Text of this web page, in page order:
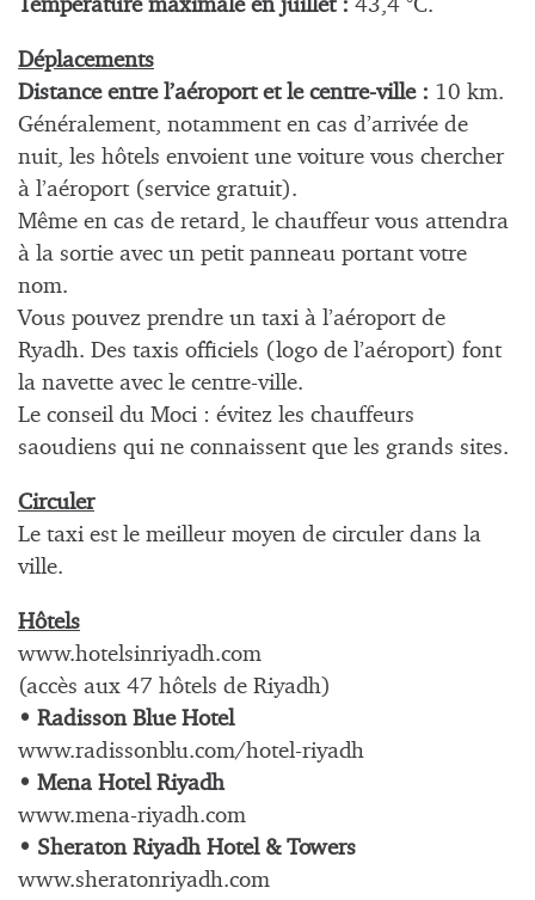
Température maximale en juillet : 43,4 °C.
Déplacements
Distance entre l’aéroport et le centre-ville : 10 km.
Généralement, notamment en cas d’arrivée de
nuit, les hôtels envoient une voiture vous chercher
à l’aéroport (service gratuit).
Même en cas de retard, le chauffeur vous attendra
à la sortie avec un petit panneau portant votre
nom.
Vous pouvez prendre un taxi à l’aéroport de
Ryadh. Des taxis officiels (logo de l’aéroport) font
la navette avec le centre-ville.
Le conseil du Moci : évitez les chauffeurs
saoudiens qui ne connaissent que les grands sites.
Circuler
Le taxi est le meilleur moyen de circuler dans la
ville.
Hôtels
www.hotelsinriyadh.com
(accès aux 47 hôtels de Riyadh)
• Radisson Blue Hotel
www.radissonblu.com/hotel-riyadh
• Mena Hotel Riyadh
www.mena-riyadh.com
• Sheraton Riyadh Hotel & Towers
www.sheratonriyadh.com